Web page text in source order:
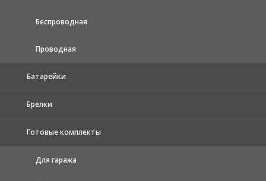
Беспроводная
Проводная
Батарейки
Брелки
Готовые комплекты
Для гаража